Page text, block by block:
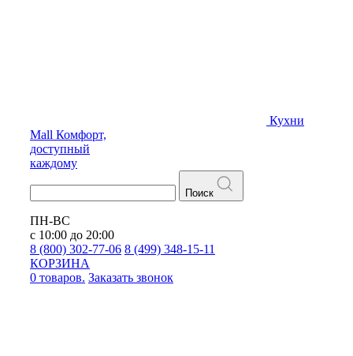
Кухни
Mall Комфорт,
доступный
каждому
Поиск
ПН-ВС
с 10:00 до 20:00
8 (800) 302-77-06 8 (499) 348-15-11
КОРЗИНА
0 товаров. Заказать звонок